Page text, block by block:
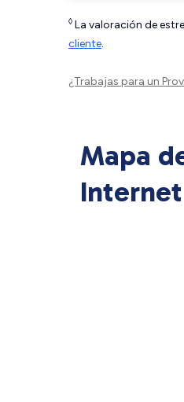
◊ La valoración de
cliente.
¿Trabajas para un
Mapa
Internet